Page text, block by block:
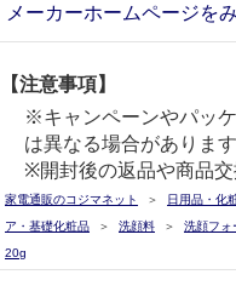
メーカーホームページを
【注意事項】
※キャンペーンやパッ
は異なる場合があります
※開封後の返品や商品交
家電通販のコジマネット 日用品・化
ア・基礎化粧品
洗顔料 洗顔フォ
20g